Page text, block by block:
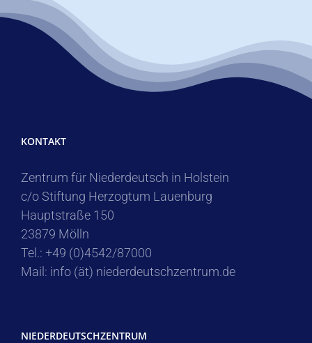
KONTAKT
Zentrum für Niederdeutsch in Holstein
c/o Stiftung Herzogtum Lauenburg
Hauptstraße 150
23879 Mölln
Tel.: +49 (0)4542/87000
Mail: info (ät) niederdeutschzentrum.de
NIEDERDEUTSCHZENTRUM